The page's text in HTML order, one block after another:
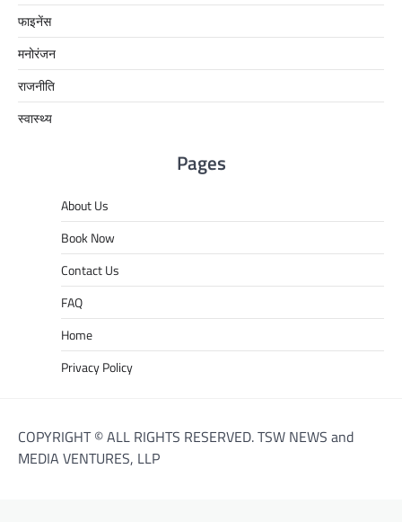
फाइनेंस
मनोरंजन
राजनीति
स्वास्थ्य
Pages
About Us
Book Now
Contact Us
FAQ
Home
Privacy Policy
COPYRIGHT © ALL RIGHTS RESERVED. TSW NEWS and
MEDIA VENTURES, LLP